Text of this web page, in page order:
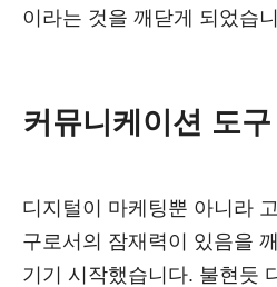
이라는 것을 깨닫게 되었습
커뮤니케이션 도구
디지털이 마케팅뿐 아니라
구로서의 잠재력이 있음을
기기 시작했습니다. 불현듯